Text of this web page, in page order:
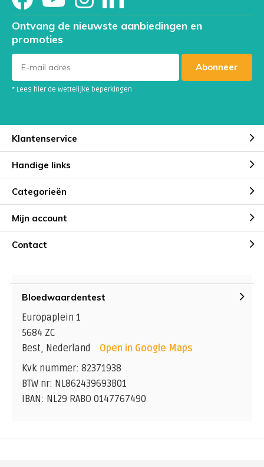
Ontvang de nieuwste aanbiedingen en
promoties
Abonneer
* Lees hier de wettelijke beperkingen
Klantenservice
Handige links
Categorieën
Mijn account
Contact
Bloedwaardentest
Europaplein 1
5684 ZC
Best, Nederland
Open in Google Maps
Kvk nummer: 82371938
BTW nr: NL862439693B01
IBAN: NL29 RABO 0147767490